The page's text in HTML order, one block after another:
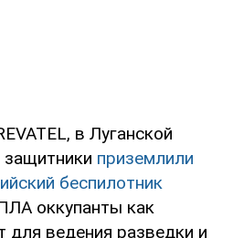
в Луганской
защитники приземлили
беспилотник
оккупанты как
для ведения разведки и